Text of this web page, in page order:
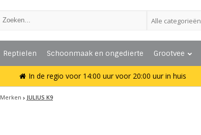
Alle categorieën
Reptielen Schoonmaak en ongedierte Grootvee
In de regio voor 14:00 uur voor 20:00 uur in huis
Merken JULIUS K9